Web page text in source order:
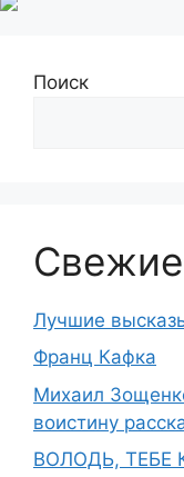
Поиск
Лучшие
Франц Кафка
Михаил
воистину
ВОЛОДЬ, ТЕБЕ